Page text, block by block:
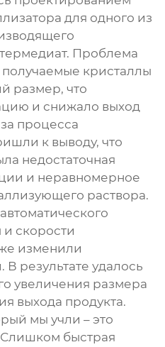
для одного из
Проблема
получаемые кристаллы
размер, что
и снижало выход
процесса
к выводу, что
недостаточная
и неравномерное
раствора.
скорости
изменили
результате удалось
увеличения размера
выхода продукта.
мы учли – это
быстрая